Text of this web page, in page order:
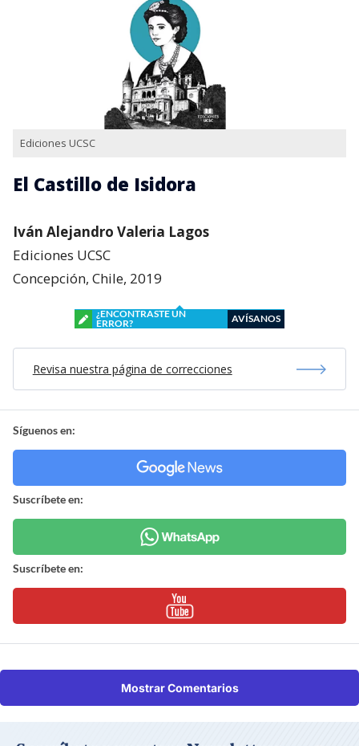
Ediciones UCSC
El Castillo de Isidora
Iván Alejandro Valeria Lagos
Ediciones UCSC
Concepción, Chile, 2019
¿ENCONTRASTE UN
ERROR?
AVÍSANOS
Revisa nuestra página de correcciones
Síguenos en:
Suscríbete en:
Suscríbete en:
Mostrar Comentarios